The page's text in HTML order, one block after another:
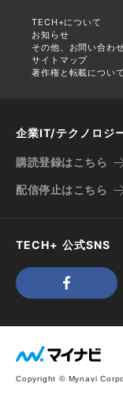
TECH+について
お知らせ
その他、お問い合わ
サイトマップ
著作権と転載について
企業IT/テクノロジ
購読登録はこちら
配信停止はこちら
TECH+ 公式SNS
Copyright © Mynavi